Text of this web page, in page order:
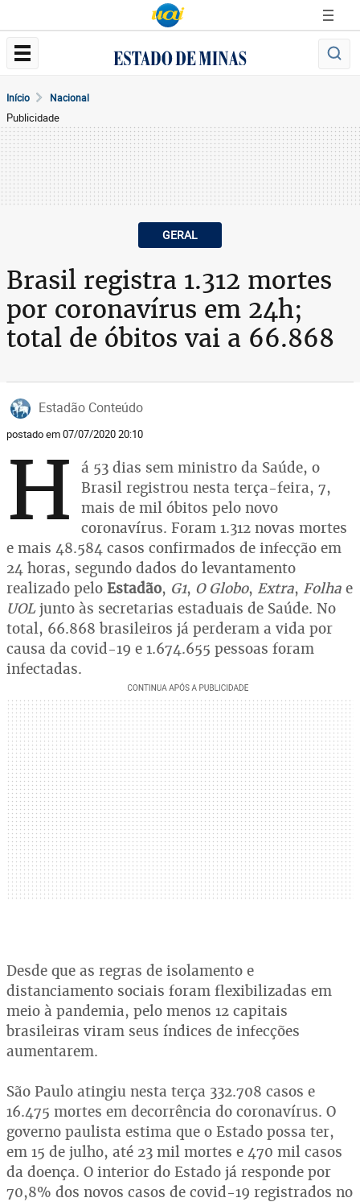
Início Nacional
Publicidade
GERAL
Brasil registra 1.312 mortes
por coronavírus em 24h;
total de óbitos vai a 66.868
Estadão Conteúdo
postado em 07/07/2020 20:10
H
á 53 dias sem ministro da Saúde, o
Brasil registrou nesta terça-feira, 7,
mais de mil óbitos pelo novo
coronavírus. Foram 1.312 novas mortes
e mais 48.584 casos confirmados de infecção em
24 horas, segundo dados do levantamento
realizado pelo Estadão, G1, O Globo, Extra, Folha e
UOLjunto às secretarias estaduais de Saúde. No
total, 66.868 brasileiros já perderam a vida por
causa da covid-19 e 1.674.655 pessoas foram
infectadas.
Desde que as regras de isolamento e
distanciamento sociais foram flexibilizadas em
meio à pandemia, pelo menos 12 capitais
brasileiras viram seus índices de infecções
aumentarem.
São Paulo atingiu nesta terça 332.708 casos e
16.475 mortes em decorrência do coronavírus. O
governo paulista estima que o Estado possa ter,
em 15 de julho, até 23 mil mortes e 470 mil casos
da doença. O interior do Estado já responde por
70,8% dos novos casos de covid-19 registrados no